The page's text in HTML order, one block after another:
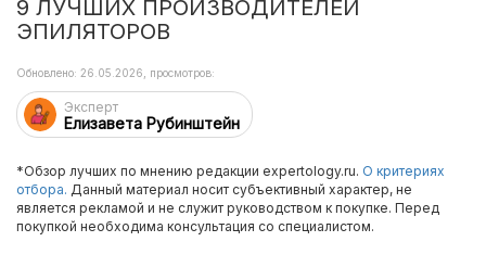
9 ЛУЧШИХ ПРОИЗВОДИТЕЛЕЙ
ЭПИЛЯТОРОВ
Эксперт
Елизавета Рубинштейн
Обновлено: 26.05.2026, просмотров:
*Обзор лучших по мнению редакции expertology.ru. О критериях
отбора. Данный материал носит субъективный характер, не
является рекламой и не служит руководством к покупке. Перед
покупкой необходима консультация со специалистом.